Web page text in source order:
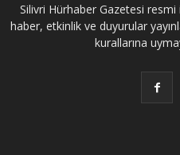
Silivri Hürhaber Gazetesi
haber, etkinlik ve duyurular
kurallarına